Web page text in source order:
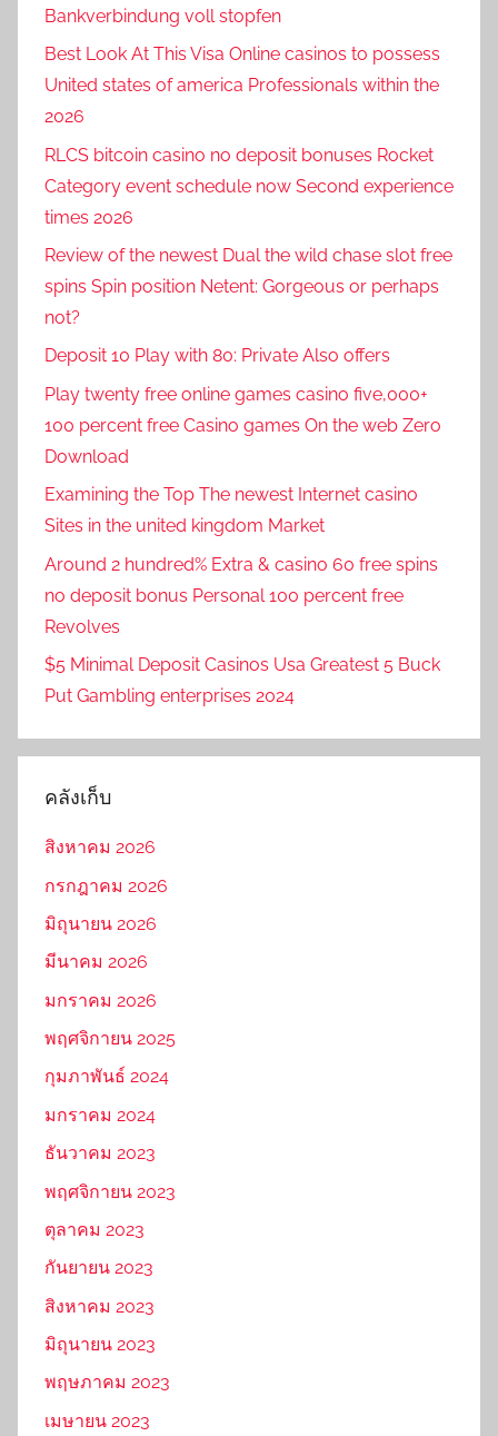
Bankverbindung voll stopfen
Best Look At This Visa Online casinos to possess
United states of america Professionals within the
2026
RLCS bitcoin casino no deposit bonuses Rocket
Category event schedule now Second experience
times 2026
Review of the newest Dual the wild chase slot free
spins Spin position Netent: Gorgeous or perhaps
not?
Deposit 10 Play with 80: Private Also offers
Play twenty free online games casino five,000+
100 percent free Casino games On the web Zero
Download
Examining the Top The newest Internet casino
Sites in the united kingdom Market
Around 2 hundred% Extra & casino 60 free spins
no deposit bonus Personal 100 percent free
Revolves
$5 Minimal Deposit Casinos Usa Greatest 5 Buck
Put Gambling enterprises 2024
คลังเก็บ
สิงหาคม 2026
กรกฎาคม 2026
มิถุนายน 2026
มีนาคม 2026
มกราคม 2026
พฤศจิกายน 2025
กุมภาพันธ์ 2024
มกราคม 2024
ธันวาคม 2023
พฤศจิกายน 2023
ตุลาคม 2023
กันยายน 2023
สิงหาคม 2023
มิถุนายน 2023
พฤษภาคม 2023
เมษายน 2023